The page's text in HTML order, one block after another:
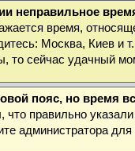
неправильное
время,
Москва, Киев и
то сейчас удачный
пояс, но время
правильно
администратора